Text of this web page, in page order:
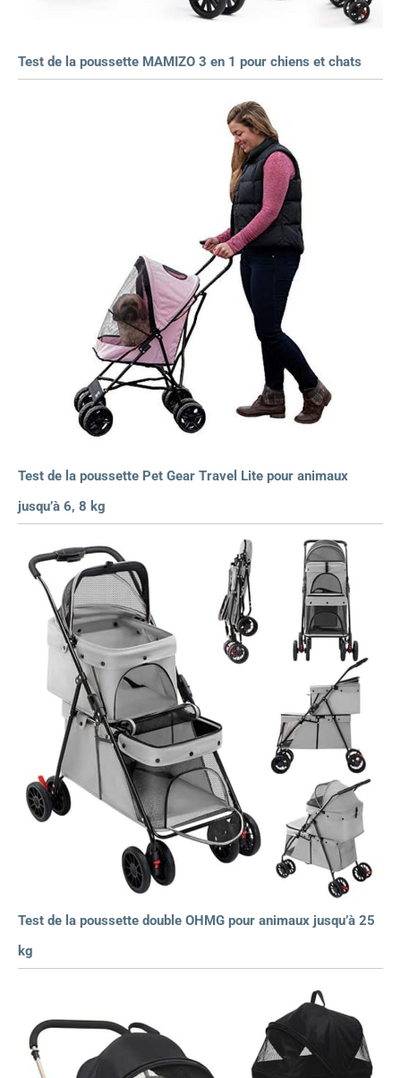
Test de la poussette MAMIZO 3 en 1 pour chiens et chats
Test de la poussette Pet Gear Travel Lite pour animaux
jusqu’à 6, 8 kg
Test de la poussette double OHMG pour animaux jusqu’à 25
kg